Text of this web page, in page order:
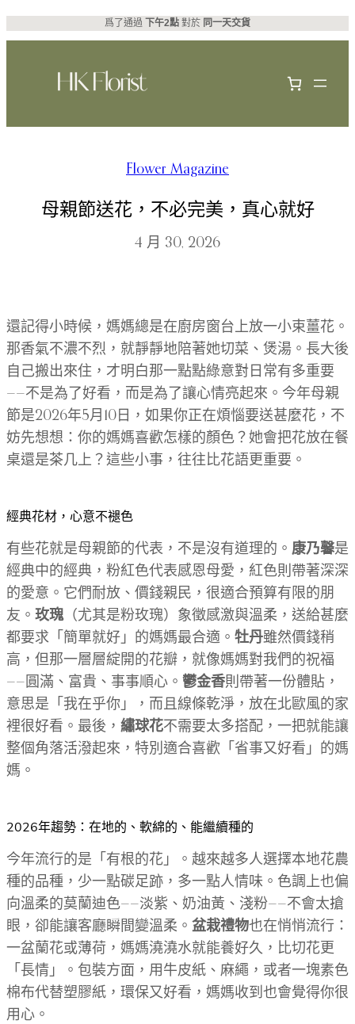
跳
至
容
爲了通過 下午2點 對於 同一天交貨
Flower Magazine
母親節送花，不必完美，真心就好
4 月 30, 2026
還記得小時候，媽媽總是在廚房窗台上放一小束薑花。
那香氣不濃不烈，就靜靜地陪著她切菜、煲湯。長大後
自己搬出來住，才明白那一點點綠意對日常有多重要
——不是為了好看，而是為了讓心情亮起來。今年母親
節是2026年5月10日，如果你正在煩惱要送甚麼花，不
妨先想想：你的媽媽喜歡怎樣的顏色？她會把花放在餐
桌還是茶几上？這些小事，往往比花語更重要。
經典花材，心意不褪色
有些花就是母親節的代表，不是沒有道理的。 康乃馨是
經典中的經典，粉紅色代表感恩母愛，紅色則帶著深深
的愛意。它們耐放、價錢親民，很適合預算有限的朋
友。 玫瑰（尤其是粉玫瑰）象徵感激與溫柔，送給甚麼
都要求「簡單就好」的媽媽最合適。 牡丹雖然價錢稍
高，但那一層層綻開的花瓣，就像媽媽對我們的祝福
——圓滿、富貴、事事順心。 鬱金香則帶著一份體貼，
意思是「我在乎你」，而且線條乾淨，放在北歐風的家
裡很好看。最後， 繡球花不需要太多搭配，一把就能讓
整個角落活潑起來，特別適合喜歡「省事又好看」的媽
媽。
2026年趨勢：在地的、軟綿的、能繼續種的
今年流行的是「有根的花」。越來越多人選擇本地花農
種的品種，少一點碳足跡，多一點人情味。色調上也偏
向溫柔的莫蘭迪色——淡紫、奶油黃、淺粉——不會太搶
眼，卻能讓客廳瞬間變溫柔。 盆栽禮物也在悄悄流行：
一盆蘭花或薄荷，媽媽澆澆水就能養好久，比切花更
「長情」。包裝方面，用牛皮紙、麻繩，或者一塊素色
棉布代替塑膠紙，環保又好看，媽媽收到也會覺得你很
用心。